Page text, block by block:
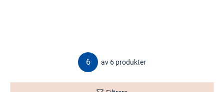
6 av 6 produkter